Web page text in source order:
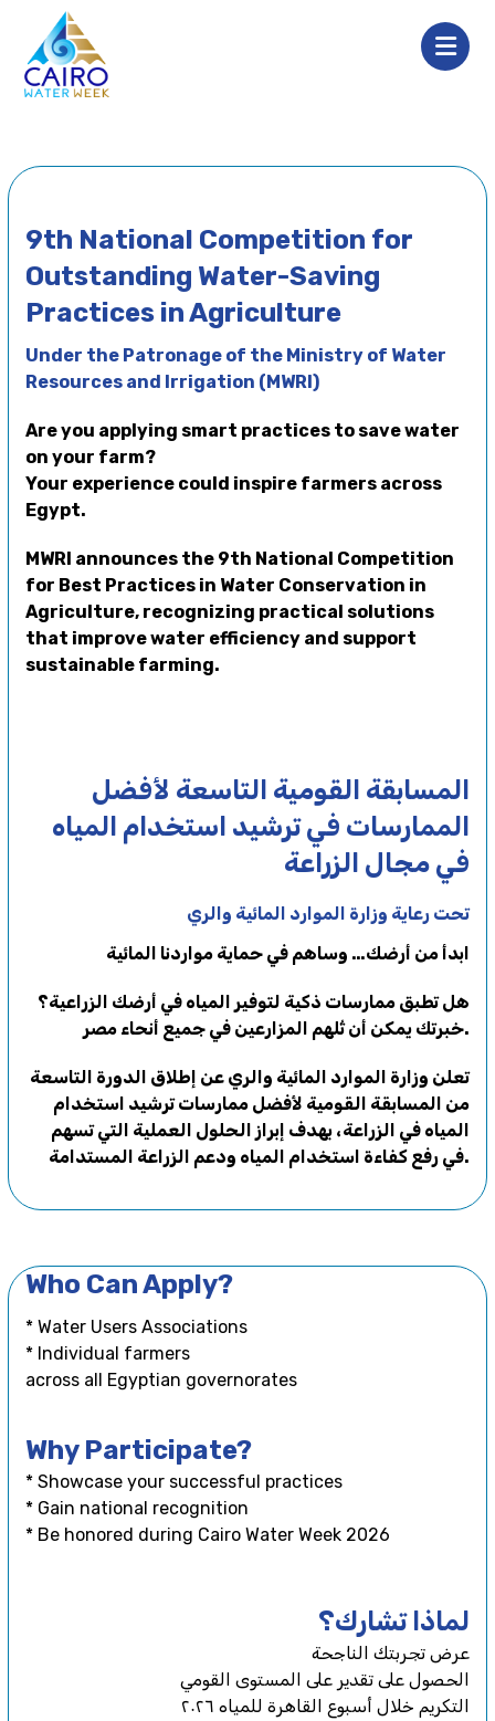
9th National Competition for
Outstanding Water-Saving
Practices in Agriculture
Under the Patronage of the Ministry of Water
Resources and Irrigation (MWRI)
Are you applying smart practices to save water
on your farm?
Your experience could inspire farmers across
Egypt.
MWRI announces the 9th National Competition
for Best Practices in Water Conservation in
Agriculture, recognizing practical solutions
that improve water efficiency and support
sustainable farming.
المسابقة القومية التاسعة لأفضل
الممارسات في ترشيد استخدام المياه
في مجال الزراعة
تحت رعاية وزارة الموارد المائية والري
ابدأ من أرضك… وساهم في حماية مواردنا المائية
هل تطبق ممارسات ذكية لتوفير المياه في أرضك الزراعية؟
خبرتك يمكن أن تُلهم المزارعين في جميع أنحاء مصر.
تعلن وزارة الموارد المائية والري عن إطلاق الدورة التاسعة
من المسابقة القومية لأفضل ممارسات ترشيد استخدام
المياه في الزراعة، بهدف إبراز الحلول العملية التي تسهم
في رفع كفاءة استخدام المياه ودعم الزراعة المستدامة.
Who Can Apply?
* Water Users Associations
* Individual farmers
across all Egyptian governorates
Why Participate?
* Showcase your successful practices
* Gain national recognition
* Be honored during Cairo Water Week 2026
لماذا تشارك؟
عرض تجربتك الناجحة
الحصول على تقدير على المستوى القومي
التكريم خلال أسبوع القاهرة للمياه ٢٠٢٦